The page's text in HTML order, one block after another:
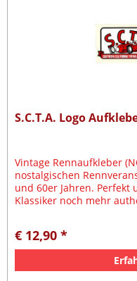
S.C.T.A. Logo
Vintage Rennaufkleber
nostalgischen
und 60er Jahren. Perfekt
Klassiker noch mehr
€ 12,90 *